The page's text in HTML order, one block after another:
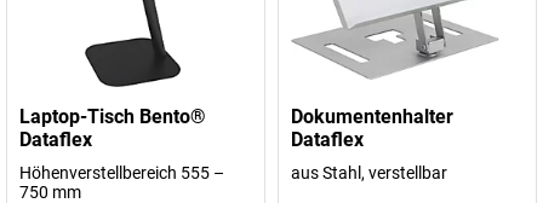
Laptop-Tisch Bento®
Dataflex
Höhenverstellbereich 555 –
750 mm
Dokumentenhalter
Dataflex
aus Stahl, verstellbar